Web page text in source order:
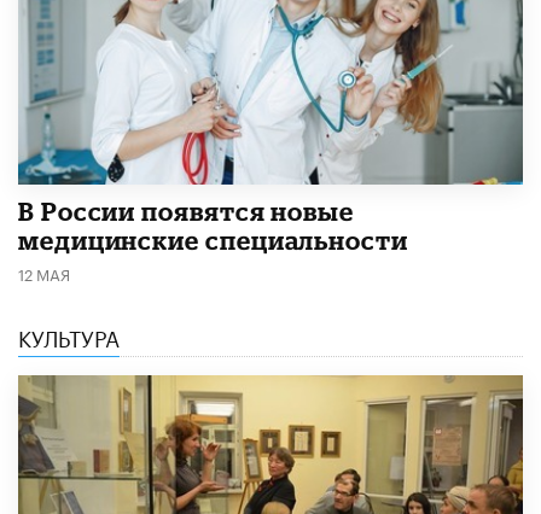
В России появятся новые
медицинские специальности
12 МАЯ
КУЛЬТУРА